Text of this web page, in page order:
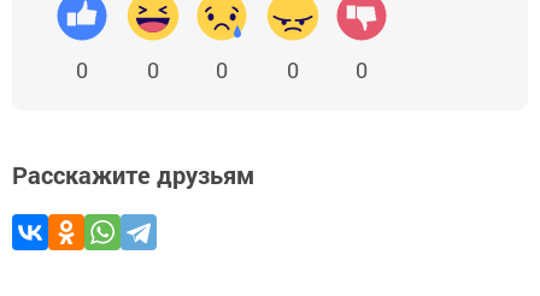
0 0 0 0 0
Расскажите друзьям